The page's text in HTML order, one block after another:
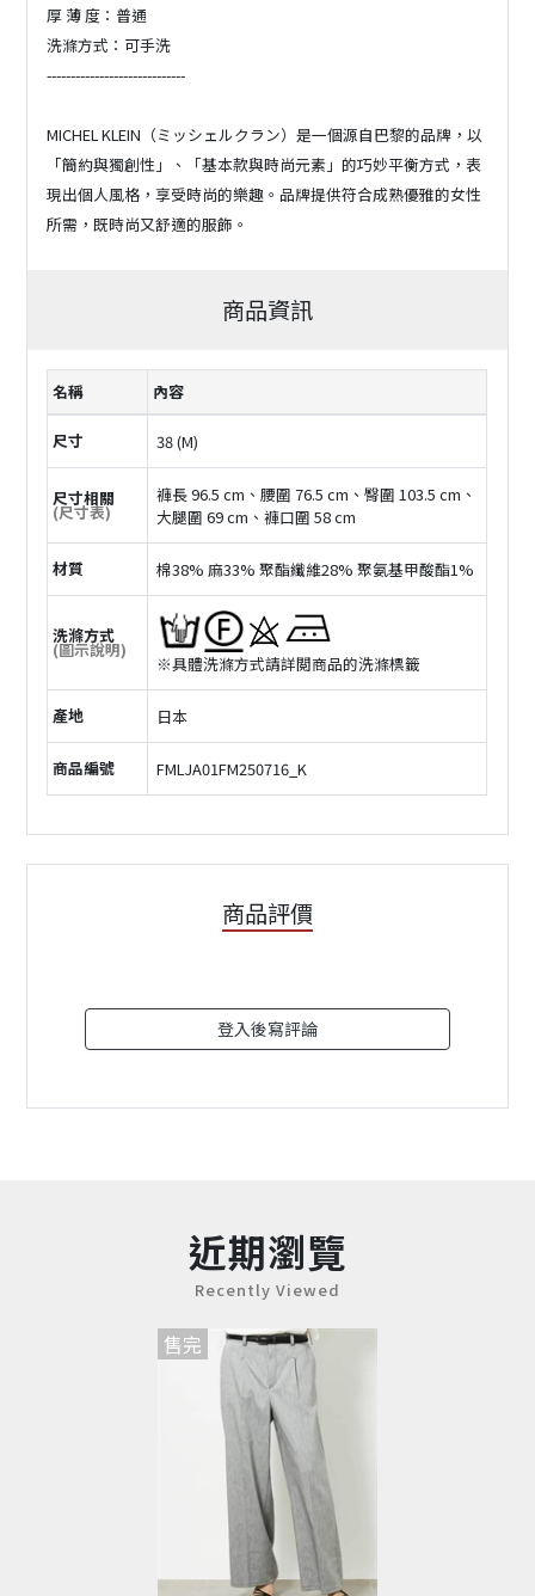
厚 薄 度：普通
洗滌方式：可手洗
-----------------------------
MICHEL KLEIN（ミッシェルクラン）是一個源自巴黎的品牌，以
「簡約與獨創性」、「基本款與時尚元素」的巧妙平衡方式，表
現出個人風格，享受時尚的樂趣。品牌提供符合成熟優雅的女性
所需，既時尚又舒適的服飾。
商品資訊
名稱 內容
尺寸 38 (M)
尺寸相關
(尺寸表)
褲長 96.5 cm、腰圍 76.5 cm、臀圍 103.5 cm、
大腿圍 69 cm、褲口圍 58 cm
材質 棉38% 麻33% 聚酯纖維28% 聚氨基甲酸酯1%
洗滌方式
(圖示說明)
※具體洗滌方式請詳閲商品的洗滌標籤
產地 日本
商品編號 FMLJA01FM250716_K
商品評價
登入後寫評論
近期瀏覽
Recently Viewed
售完